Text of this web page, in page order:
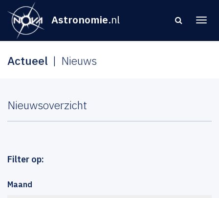
Astronomie.nl
Actueel Nieuws
Nieuwsoverzicht
Filter op:
Maand